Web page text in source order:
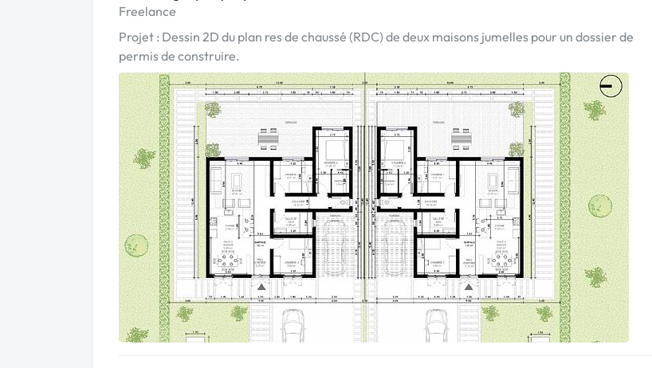
Freelance
Projet : Dessin 2D du plan res de chaussé (RDC) de deux maisons jumelles pour un dossier de
permis de construire.